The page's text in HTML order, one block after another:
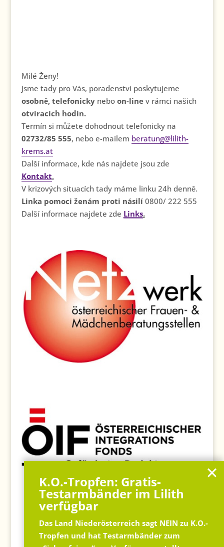
Milé Ženy!
Jsme tady pro Vás, poradenství poskytujeme
osobně, telefonickynebo on-linev rámci našich
otvíracích hodin.
Termín si můžete dohodnout telefonicky na
02732/85 555, nebo e-mailem beratung@lilith-
krems.at
Další informace, kde nás najdete jsou zde
Kontakt.
V krizových situacích tady máme linku 24h denně.
Linka pomoci ženám proti násilí0800/ 222 555
Další informace najdete zde Links.
K.O.-Tropfen: Gratis-
Testarmbänder im Lilith
verfügbar
Das Land Niederösterreich sagt NEIN zu K.O.-
Tropfen und hat Testarmbänder zum